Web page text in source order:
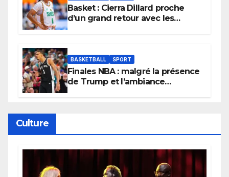
Basket : Cierra Dillard proche
d’un grand retour avec les
BASKETBALL SPORT
Finales NBA : malgré la présence
de Trump et l’ambiance
Culture